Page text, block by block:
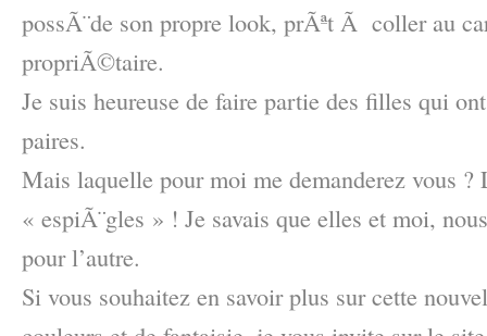
possÃ¨de son propre look, prÃªt Ã coller au
propriÃ©taire.
Je suis heureuse de faire partie des filles qui
paires.
Mais laquelle pour moi me demanderez vous
« espiÃ¨gles » ! Je savais que elles et moi,
pour l’autre.
Si vous souhaitez en savoir plus sur cette